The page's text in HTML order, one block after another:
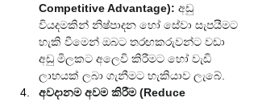
Competitive Advantage): අඩු
වියදමකින් නිෂ්පාදන හෝ සේවා සැපයීමට
හැකි වීමෙන් ඔබට තරඟකරුවන්ට වඩා
අඩු මිලකට අලෙවි කිරීමට හෝ වැඩි
ලාභයක් ලබා ගැනීමට හැකියාව ලැබේ.
අවදානම අවම කිරීම (Reduce